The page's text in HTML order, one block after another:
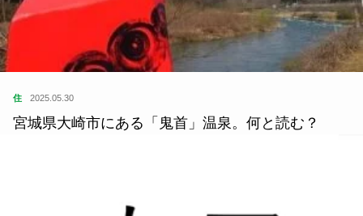
住 2025.05.30
宮城県大崎市にある「鬼首」温泉。何と読む？